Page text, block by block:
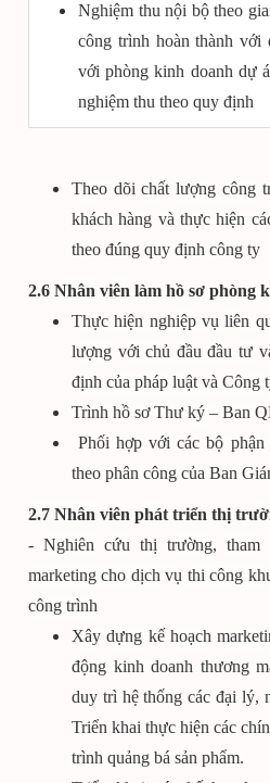
Nghiệm thu nội bộ theo
công trình hoàn thành
với phòng kinh doanh dự
nghiệm thu theo quy định
Theo dõi chất lượng công
khách hàng và thực hiện
theo đúng quy định công ty
2.6 Nhân viên làm hồ sơ phòng
Thực hiện nghiệp vụ liên
lượng với chủ đầu đầu tư
định của pháp luật và Công
Trình hồ sơ Thư ký – Ban
Phối hợp với các bộ
theo phân công của Ban
2.7 Nhân viên phát triển thị
- Nghiên cứu thị trường,
marketing cho dịch vụ thi công
công trình
Xây dựng kế hoạch
động kinh doanh thương
duy trì hệ thống các đại lý,
Triển khai thực hiện các
trình quảng bá sản phẩm.